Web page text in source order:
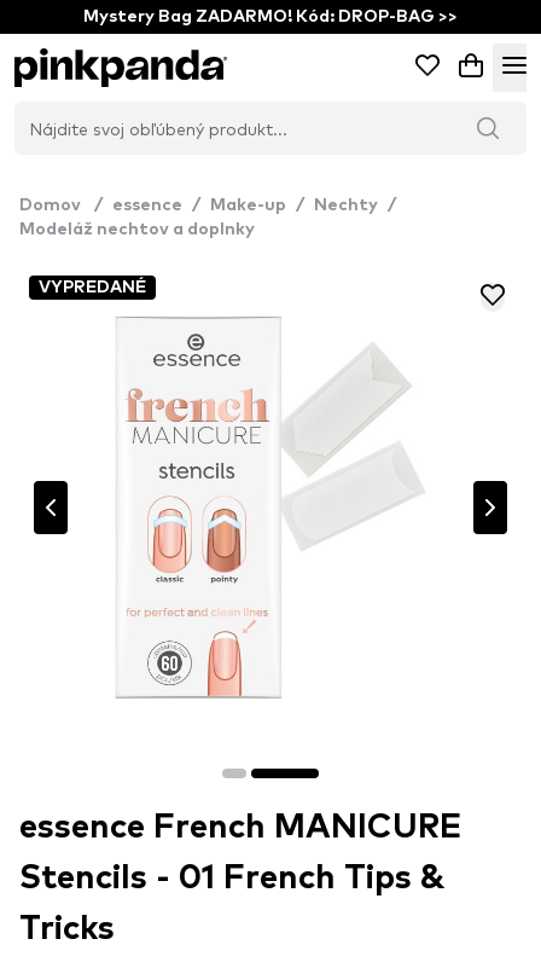
Mystery Bag ZADARMO! Kód: DROP-BAG >>
Domov / essence / Make-up / Nechty /
Modeláž nechtov a doplnky
VYPREDANÉ
essence French MANICURE
Stencils - 01 French Tips &
Tricks